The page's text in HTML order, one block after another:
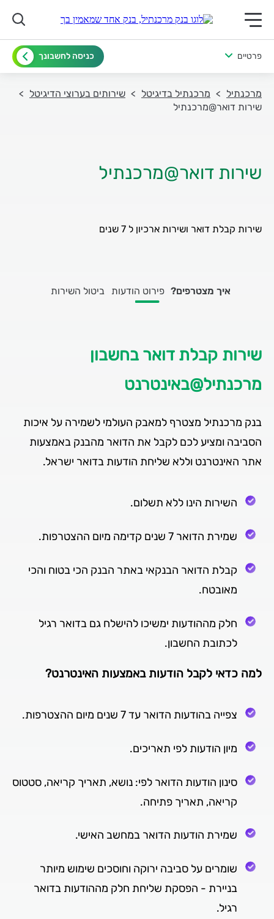
תפריט ראשי לנייד
פרטיים כניסה לחשבונך
מרכנתיל מרכנתיל בדיגיטל
שירותים בערוצי הדיגיטל
שירות דואר@מרכנתיל
איך מצטרפים? פירוט הודעות ביטול השירות
שירות קבלת דואר בחשבון
מרכנתיל@באינטרנט
בנק מרכנתיל מצטרף למאבק העולמי לשמירה על איכות
הסביבה ומציע לכם לקבל את הדואר מהבנק באמצעות
אתר האינטרנט וללא שליחת הודעות בדואר ישראל.
השירות הינו ללא תשלום.
שמירת הדואר 7 שנים קדימה מיום ההצטרפות.
קבלת הדואר הבנקאי באתר הבנק הכי בטוח והכי
מאובטח.
חלק מההודעות ימשיכו להישלח גם בדואר רגיל
לכתובת החשבון.
למה כדאי לקבל הודעות באמצעות האינטרנט?
צפייה בהודעות הדואר עד 7 שנים מיום ההצטרפות.
מיון הודעות לפי תאריכים.
סינון הודעות הדואר לפי: נושא, תאריך קריאה, סטטוס
קריאה, תאריך פתיחה.
שמירת הודעות הדואר במחשב האישי.
שומרים על סביבה ירוקה וחוסכים שימוש מיותר
בניירת - הפסקת שליחת חלק מההודעות בדואר
רגיל.